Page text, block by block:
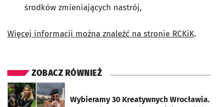
środków zmieniających nastrój,
Więcej informacji można znaleźć na stronie RCKiK.
ZOBACZ RÓWNIEŻ
Wybieramy 30 Kreatywnych Wrocławia.
otworzy się w nowej karcie